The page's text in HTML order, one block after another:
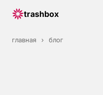
trashbox
главная › блог